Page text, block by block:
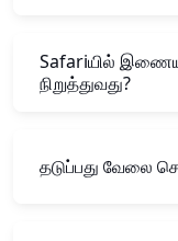
Safariயில்
நிறுத்துவது?
தடுப்பது வேலை